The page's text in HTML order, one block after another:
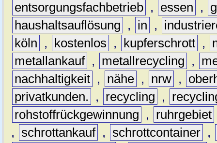
entsorgungsfachbetrieb , essen ,
haushaltsauflösung
, in ,
köln
, kostenlos , kupferschrott ,
metallankauf , metallrecycling ,
nachhaltigkeit , nähe , nrw ,
privatkunden.
, recycling ,
rohstoffrückgewinnung
, ruhrgebiet
,
schrottankauf , schrottcontainer ,